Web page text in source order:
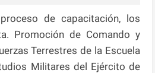
de capacitación, los
Promoción de Comando y
Terrestres de la Escuela
Militares del Ejército de